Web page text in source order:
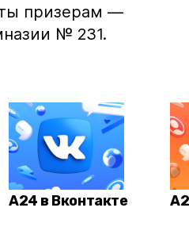
призерам —
№ 231.
А24 в Вконтакте